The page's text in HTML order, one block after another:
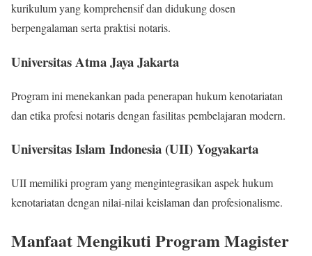
kurikulum yang komprehensif dan didukung dosen
berpengalaman serta praktisi notaris.
Universitas Atma Jaya Jakarta
Program ini menekankan pada penerapan hukum kenotariatan
dan etika profesi notaris dengan fasilitas pembelajaran modern.
Universitas Islam Indonesia (UII) Yogyakarta
UII memiliki program yang mengintegrasikan aspek hukum
kenotariatan dengan nilai-nilai keislaman dan profesionalisme.
Manfaat Mengikuti Program Magister